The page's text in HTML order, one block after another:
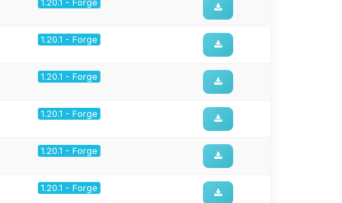
1.20.1 - Forge
1.20.1 - Forge
1.20.1 - Forge
1.20.1 - Forge
1.20.1 - Forge
1.20.1 - Forge